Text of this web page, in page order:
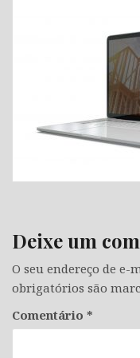
Deixe um
O seu endereço de
obrigatórios são
Comentário *